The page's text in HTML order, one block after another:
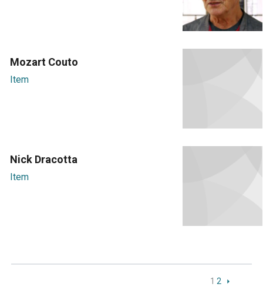
Mozart Couto
Item
Nick Dracotta
Item
1 2